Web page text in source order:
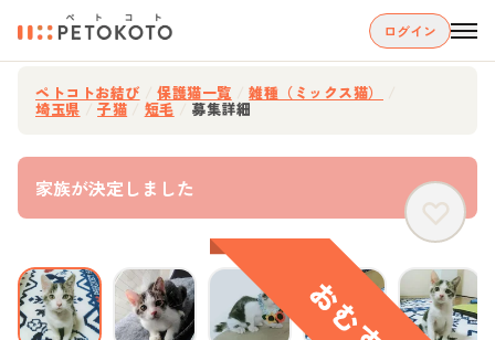
ログイン
ペトコトお結び 保護猫一覧 雑種（ミックス猫）
埼玉県 子猫 短毛 募集詳細
家族が決定しました